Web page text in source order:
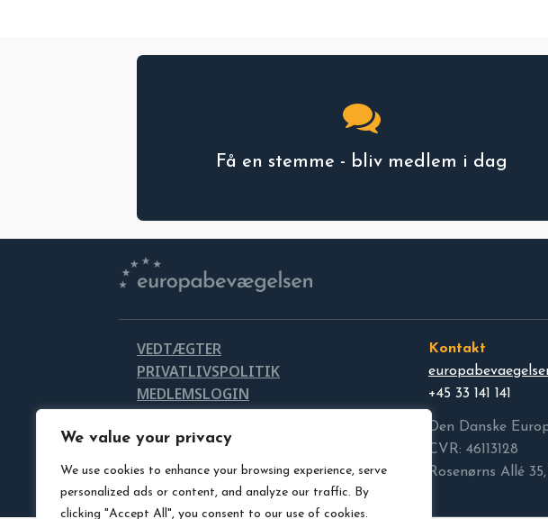
We value your privacy
We use cookies to enhance your browsing experience, serve
personalized ads or content, and analyze our traffic. By
clicking "Accept All", you consent to our use of cookies.
Få en stemme - bliv medlem i dag
VEDTÆGTER
PRIVATLIVSPOLITIK
MEDLEMSLOGIN
DOWNLOAD VORES LOGO
Kontakt
+45 33 141 141
Den Danske
CVR: 46113128
Rosenørns Allé